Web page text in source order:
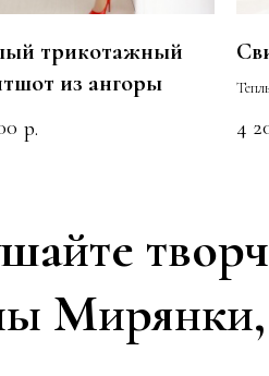
трикотажный
из ангоры
р. 4
Мирянки,